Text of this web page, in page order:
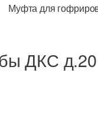
Муфта для
ДКС